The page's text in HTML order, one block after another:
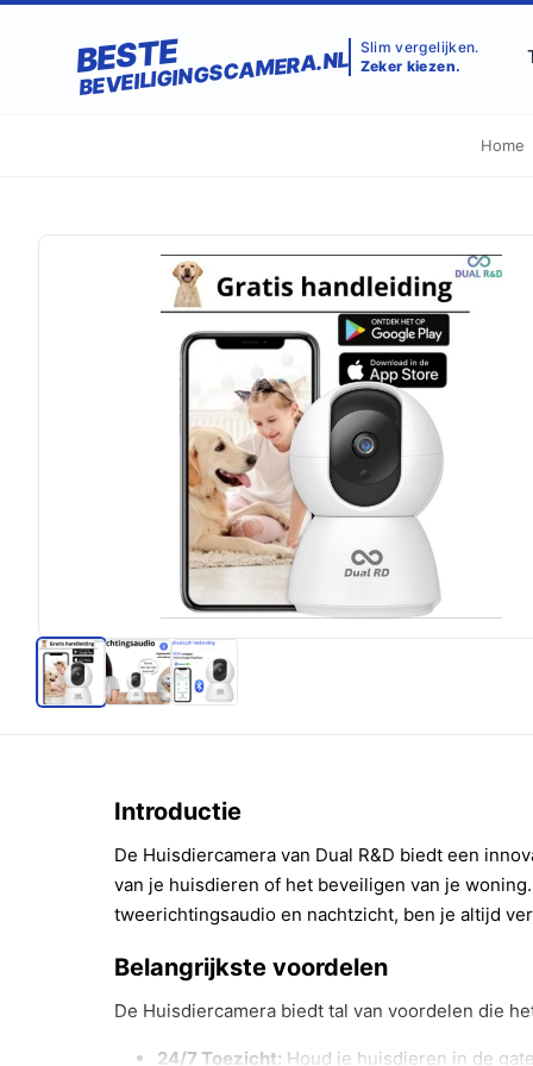
BESTE
BEVEILIGINGSCAMERA.NL Slim vergelijken.
Zeker kiezen.
Home
Introductie
De Huisdiercamera van Dual R&D biedt een
van je huisdieren of het beveiligen van je
tweerichtingsaudio en nachtzicht, ben je altijd
Belangrijkste voordelen
De Huisdiercamera biedt tal van voordelen die
24/7 Toezicht: Houd je huisdieren in de